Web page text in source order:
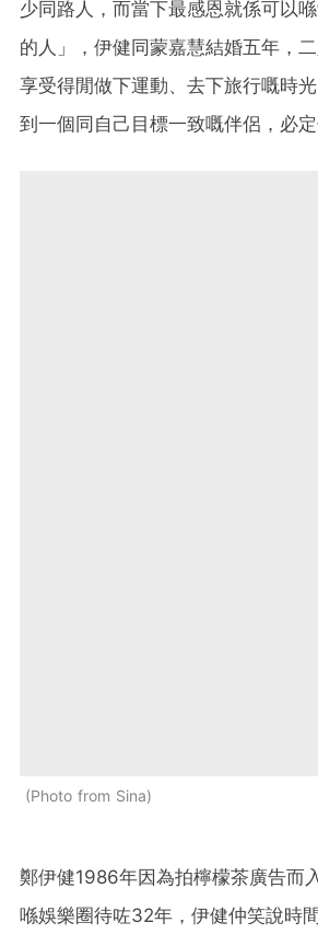
少同路人，而當下最感恩就係可以
的人」，伊健同蒙嘉慧結婚五年，
享受得閒做下運動、去下旅行嘅時
到一個同自己目標一致嘅伴侶，必定
Photo from Sina
鄭伊健1986年因為拍檸檬茶廣告而
喺娛樂圈待咗32年，伊健仲笑說時